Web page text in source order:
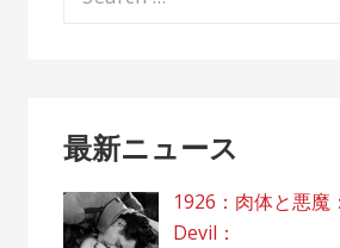
最新ニュース
1926：肉体と悪
Devil：